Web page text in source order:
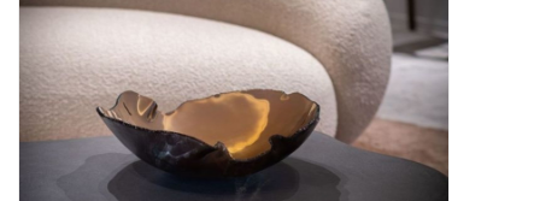
OUTLET
BLOG
Merken